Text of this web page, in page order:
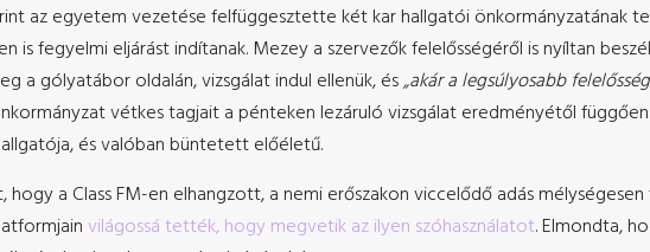
az egyetem vezetése felfüggesztette két kar hallgatói önkormányzatának
fegyelmi eljárást indítanak. Mezey a szervezők felelősségéről is nyíltan
a gólyatábor oldalán, vizsgálat indul ellenük, és„akár a legsúlyosabb
vétkes tagjait a pénteken lezáruló vizsgálat eredményétől
és valóban büntetett előéletű.
a Class FM-en elhangzott, a nemi erőszakon viccelődő adás
világossá tették, hogy megvetik az ilyen szóhasználatot. Elmondta,